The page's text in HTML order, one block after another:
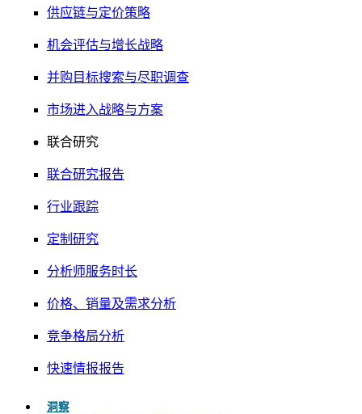
供应链与定价策略
机会评估与增长战略
并购目标搜索与尽职调查
市场进入战略与方案
联合研究
联合研究报告
行业跟踪
定制研究
分析师服务时长
价格、销量及需求分析
竞争格局分析
快速情报报告
洞察